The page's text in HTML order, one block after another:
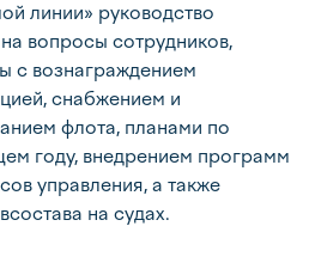
линии» руководство
вопросы сотрудников,
с вознаграждением
снабжением и
флота, планами по
году, внедрением программ
управления, а также
на судах.